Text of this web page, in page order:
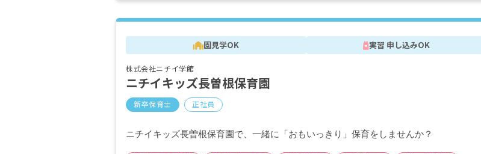
※3月分は、処遇改善加算一時金支給です
※評価期間中に基準に満たす勤務実績がない
等の事情がある場合は支給額が0円になりま
園見学OK 実習 申し込みOK
株式会社ニチイ学館
ニチイキッズ長曽根保育園
新卒保育士 正社員
ニチイキッズ長曽根保育園で、一緒に「おもいっきり」保育をしませんか？